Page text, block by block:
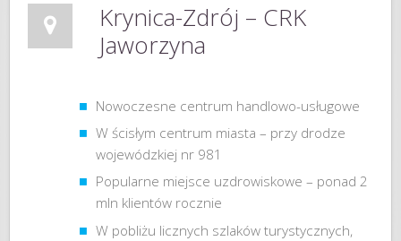
Krynica-Zdrój – CRK
Jaworzyna
Nowoczesne centrum handlowo-usługowe
W ścisłym centrum miasta – przy drodze
wojewódzkiej nr 981
Popularne miejsce uzdrowiskowe – ponad 2
mln klientów rocznie
W pobliżu licznych szlaków turystycznych,